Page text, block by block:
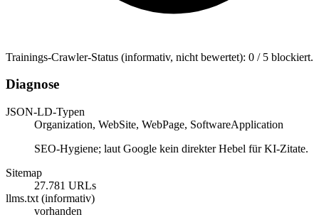
Trainings-Crawler-Status (informativ, nicht bewertet): 0 / 5 blockiert.
Diagnose
JSON-LD-Typen
Organization, WebSite, WebPage, SoftwareApplication
SEO-Hygiene; laut Google kein direkter Hebel für KI-Zitate.
Sitemap
27.781 URLs
llms.txt (informativ)
vorhanden